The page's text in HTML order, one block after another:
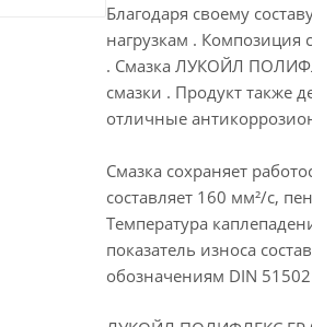
Благодаря своему
нагрузкам . Композиция
. Смазка ЛУКОЙЛ
смазки . Продукт также
отличные
Смазка сохраняет
составляет 160 мм²/с,
Температура
показатель износа
обозначениям DIN 51502